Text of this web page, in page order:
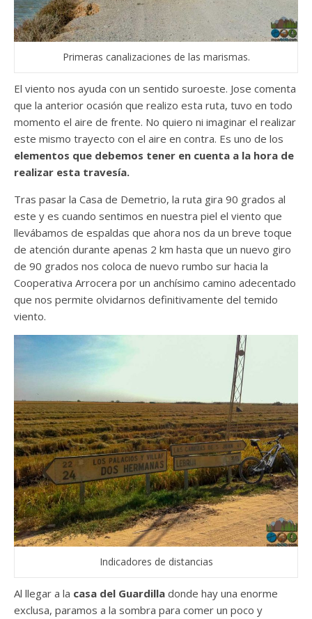
Primeras canalizaciones de las marismas.
El viento nos ayuda con un sentido suroeste. Jose comenta
que la anterior ocasión que realizo esta ruta, tuvo en todo
momento el aire de frente. No quiero ni imaginar el realizar
este mismo trayecto con el aire en contra. Es uno de los
elementos que debemos tener en cuenta a la hora de
realizar esta travesía.
Tras pasar la Casa de Demetrio, la ruta gira 90 grados al
este y es cuando sentimos en nuestra piel el viento que
llevábamos de espaldas que ahora nos da un breve toque
de atención durante apenas 2 km hasta que un nuevo giro
de 90 grados nos coloca de nuevo rumbo sur hacia la
Cooperativa Arrocera por un anchísimo camino adecentado
que nos permite olvidarnos definitivamente del temido
viento.
Indicadores de distancias
Al llegar a la casa del Guardilla donde hay una enorme
exclusa, paramos a la sombra para comer un poco y